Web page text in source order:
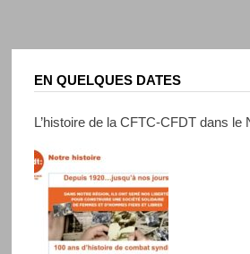
EN QUELQUES DATES
L’histoire de la CFTC-CFDT dans le